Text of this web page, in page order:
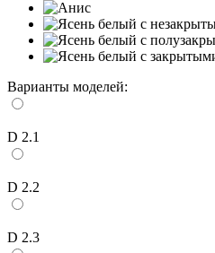
Варианты моделей:
D 2.1
D 2.2
D 2.3